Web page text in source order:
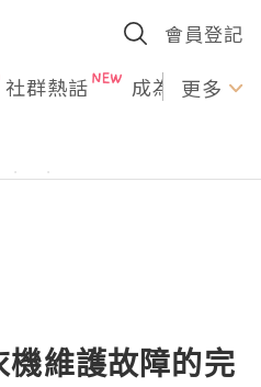
會員登記
社群熱話 成為U更多
維護故障的完